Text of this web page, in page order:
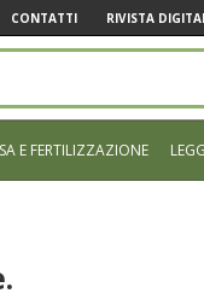
CONTATTI RIVISTA
E FERTILIZZAZIONE